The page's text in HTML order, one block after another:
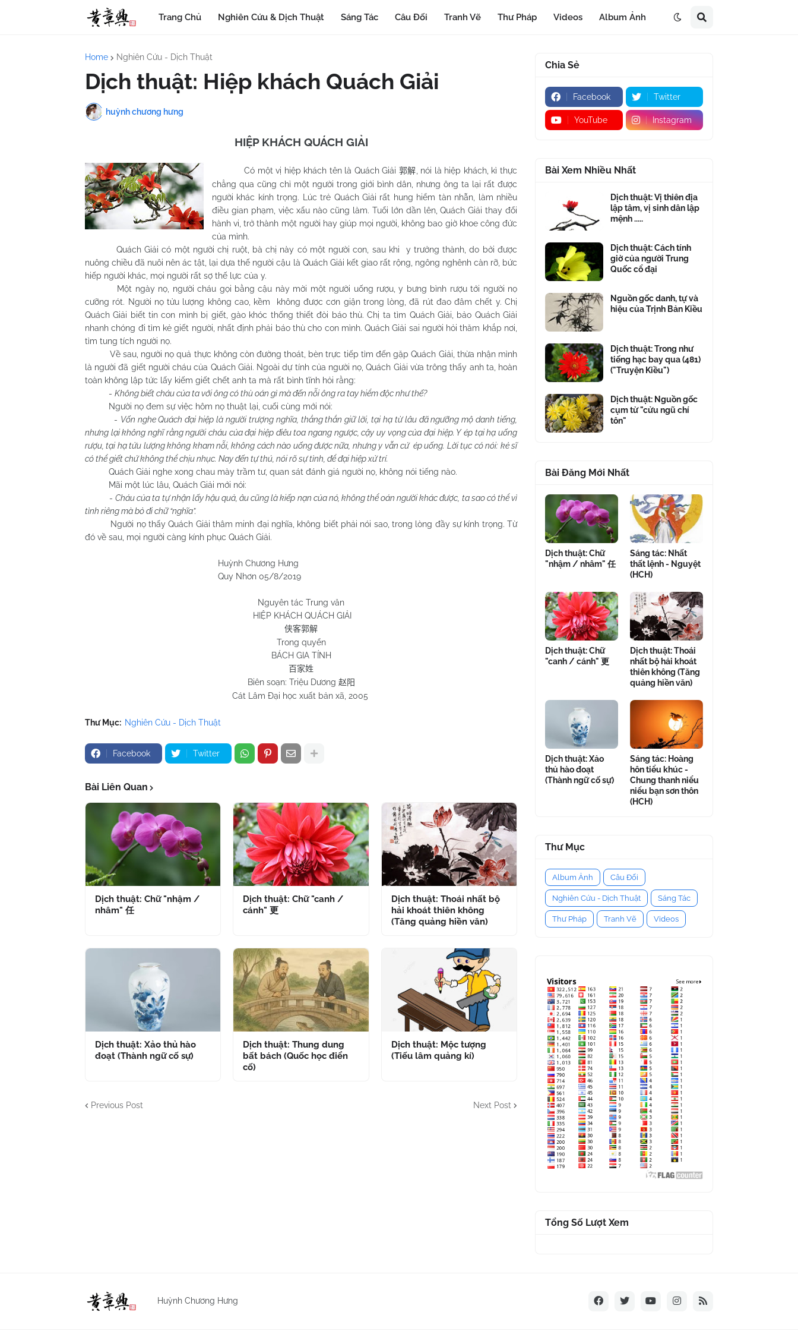
Trang Chủ Nghiên Cứu & Dịch Thuật Sáng Tác Câu Đối Tranh Vẽ Thư Pháp Videos Album Ảnh
Home Nghiên Cứu - Dịch Thuật
Dịch thuật: Hiệp khách Quách Giải
huỳnh chương hưng
HIỆP KHÁCH QUÁCH GIẢI
Có một vị hiệp khách tên là Quách Giải 郭解 , nói là hiệp khách, kì thực
chẳng qua cũng chỉ một người trong giới bình dân, nhưng ông ta lại rất được
người khác kính trọng. Lúc trẻ Quách Giải rất hung hiểm tàn nhẫn, làm nhiều
điều gian phạm, việc xấu nào cũng làm. Tuổi lớn dần lên, Quách Giải thay đổi
hành vi, trở thành một người hay giúp mọi người, không bao giờ khoe công đức
của mình.
Quách Giải có một người chị ruột, bà chị này có một người con, sau khi y trưởng thành, do bởi được
nuông chiều đã nuôi nên ác tật, lại dựa thế người cậu là Quách Giải kết giao rất rộng, ngông nghênh càn rỡ, bức
hiếp người khác, mọi người rất sợ thế lực của y.
Một ngày nọ, người cháu gọi bằng cậu này mời một người uống rượu, y bưng bình rượu tới người nọ
cưỡng rót. Người nọ tửu lượng không cao, kềm không được cơn giận trong lòng, đã rút đao đâm chết y. Chị
Quách Giải biết tin con mình bị giết, gào khóc thống thiết đòi báo thù. Chị ta tìm Quách Giải, bảo Quách Giải
nhanh chóng đi tìm kẻ giết người, nhất định phải báo thù cho con mình. Quách Giải sai người hỏi thăm khắp nơi,
tìm tung tích người nọ.
Về sau, người nọ quả thực không còn đường thoát, bèn trực tiếp tìm đến gặp Quách Giải, thừa nhận mình
là người đã giết người cháu của Quách Giải. Ngoài dự tính của người nọ, Quách Giải vừa trông thấy anh ta, hoàn
toàn không lập tức lấy kiếm giết chết anh ta mà rất bình tĩnh hỏi rằng:
- Không biết cháu của ta với ông có thù oán gì mà đến nỗi ông ra tay hiểm độc như thế?
Người nọ đem sự việc hôm nọ thuật lại, cuối cùng mới nói:
- Vốn nghe Quách đại hiệp là người trượng nghĩa, thẳng thắn giữ lời, tại hạ từ lâu đã ngưỡng mộ danh tiếng,
nhưng lại không nghĩ rằng người cháu của đại hiệp điêu toa ngang ngược, cậy uy vọng của đại hiệp. Y ép tại hạ uống
rượu, tại hạ tửu lượng không kham nỗi, không cách nào uống được nữa, nhưng y vẫn cứ ép uống. Lời tục có nói: kẻ sĩ
có thể giết chứ không thể chịu nhục. Nay đến tự thú, nói rõ sự tình, để đại hiệp xử trí.
Quách Giải nghe xong chau mày trầm tư, quan sát đánh giá người nọ, không nói tiếng nào.
Mãi một lúc lâu, Quách Giải mới nói:
-Cháu của ta tự nhận lấy hậu quả, âu cũng là kiếp nạn của nó, không thể oán người khác được, ta sao có thể vì
tình riêng mà bỏ đi chữ “nghĩa”.
Người nọ thấy Quách Giải thâm minh đại nghĩa, không biết phải nói sao, trong lòng đầy sự kính trọng. Từ
đó về sau, mọi người càng kính phục Quách Giải.
Huỳnh Chương Hưng
Quy Nhơn 05/8/2019
Nguyên tác Trung văn
HIỆP KHÁCH QUÁCH GIẢI
侠客郭解
Trong quyển
BÁCH GIA TÍNH
百家姓
Biên soạn: Triệu Dương 赵阳
Cát Lâm Đại học xuất bản xã, 2005
Thư Mục: Nghiên Cứu - Dịch Thuật
Facebook Twitter
Bài Liên Quan
Dịch thuật: Chữ "nhậm /
nhâm" 任
Dịch thuật: Chữ "canh /
cánh" 更
Dịch thuật: Thoái nhất bộ
hải khoát thiên không
(Tăng quảng hiền văn)
Dịch thuật: Xảo thủ hào
đoạt (Thành ngữ cố sự)
Dịch thuật: Thung dung
bất bách (Quốc học điển
cố)
Dịch thuật: Mộc tượng
(Tiếu lâm quảng kí)
Previous Post Next Post
Chia Sẻ
Facebook Twitter
YouTube Instagram
Bài Xem Nhiều Nhất
Dịch thuật: Vị thiên địa
lập tâm, vị sinh dân lập
mệnh .....
Dịch thuật: Cách tính
giờ của người Trung
Quốc cổ đại
Nguồn gốc danh, tự và
hiệu của Trịnh Bản Kiều
Dịch thuật: Trong như
tiếng hạc bay qua (481)
("Truyện Kiều")
Dịch thuật: Nguồn gốc
cụm từ "cửu ngũ chí
tôn"
Bài Đăng Mới Nhất
Dịch thuật: Chữ
"nhậm / nhâm" 任
Sáng tác: Nhất
thất lệnh - Nguyệt
(HCH)
Dịch thuật: Chữ
"canh / cánh" 更
Dịch thuật: Thoái
nhất bộ hải khoát
thiên không (Tăng
quảng hiền văn)
Dịch thuật: Xảo
thủ hào đoạt
(Thành ngữ cố sự)
Sáng tác: Hoàng
hôn tiểu khúc -
Chung thanh niểu
niểu bạn sơn thôn
(HCH)
Thư Mục
Album Ảnh Câu Đối
Nghiên Cứu - Dịch Thuật Sáng Tác
Thư Pháp Tranh Vẽ Videos
Tổng Số Lượt Xem
Huỳnh Chương Hưng